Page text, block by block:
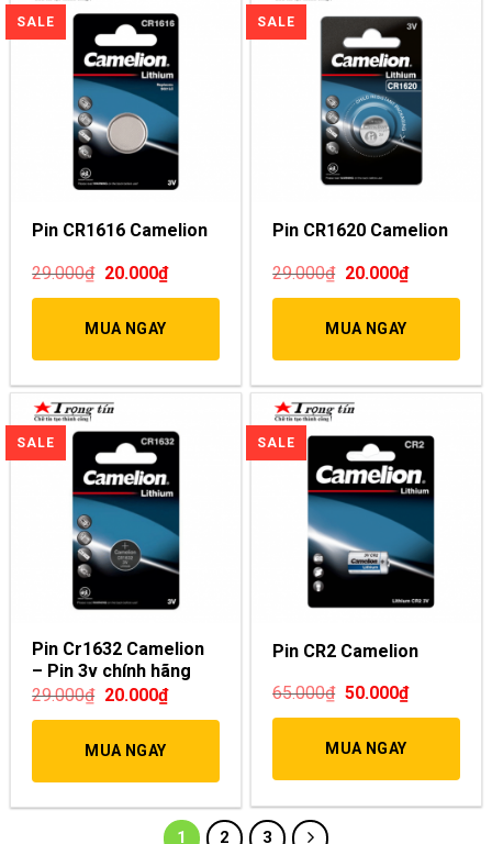
Pin CR1616 Camelion
29.000₫ 20.000₫
MUA NGAY
Pin CR1620 Camelion
29.000₫ 20.000₫
MUA NGAY
Pin Cr1632 Camelion
– Pin 3v chính hãng
29.000₫ 20.000₫
MUA NGAY
Pin CR2 Camelion
65.000₫ 50.000₫
MUA NGAY
1 2 3